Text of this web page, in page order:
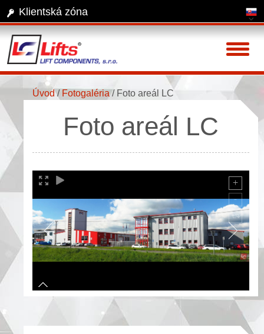
Klientská zóna
Úvod/ Fotogaléria/ Foto areál LC
Foto areál LC